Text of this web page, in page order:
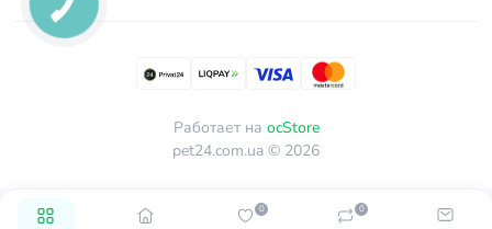
0 0
Работает на ocStore
pet24.com.ua © 2026